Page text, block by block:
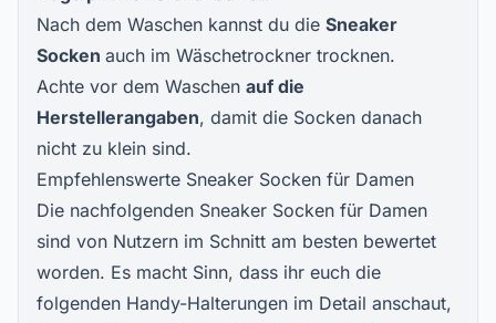
Nach dem Waschen kannst du die Sneaker
Socken auch im Wäschetrockner trocknen.
Achte vor dem Waschen auf die
Herstellerangaben, damit die Socken danach
nicht zu klein sind.
Empfehlenswerte Sneaker Socken für Damen
Die nachfolgenden Sneaker Socken für Damen
sind von Nutzern im Schnitt am besten bewertet
worden. Es macht Sinn, dass ihr euch die
folgenden Handy-Halterungen im Detail anschaut,